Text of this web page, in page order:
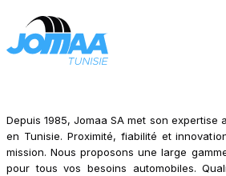
Depuis 1985, Jomaa SA met son expertise
en Tunisie. Proximité, fiabilité et
mission. Nous proposons une large
pour tous vos besoins automobiles.